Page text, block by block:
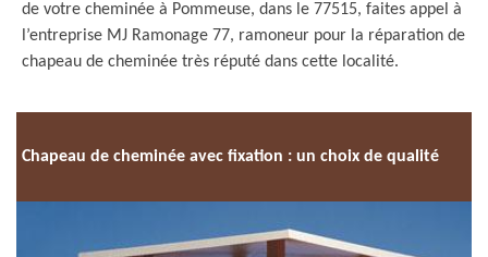
de votre cheminée à Pommeuse, dans le 77515, faites appel à
l’entreprise MJ Ramonage 77, ramoneur pour la réparation de
chapeau de cheminée très réputé dans cette localité.
Chapeau de cheminée avec fixation : un choix de qualité